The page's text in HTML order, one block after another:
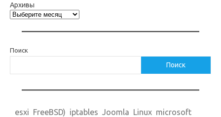
Архивы
Поиск
Поиск
esxi FreeBSD) iptables Joomla Linux microsoft